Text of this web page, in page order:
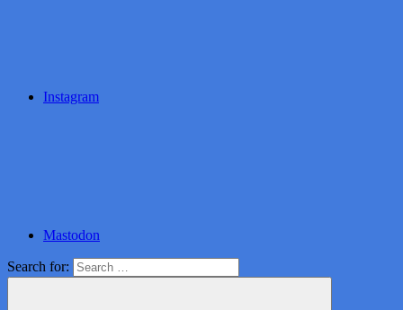
Instagram
Mastodon
Search for: